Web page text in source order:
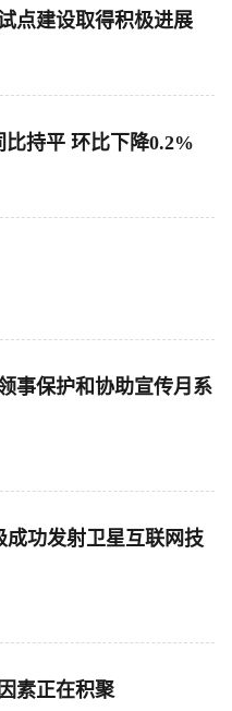
点建设取得积极进展
比持平 环比下降0.2%
事保护和协助宣传月系
成功发射卫星互联网技
素正在积聚